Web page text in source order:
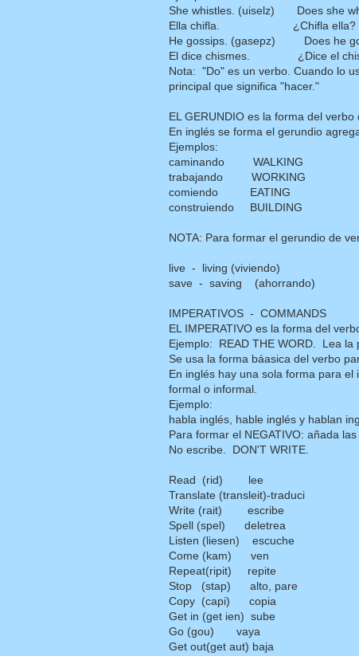
She whistles. (uiselz) Does she
Ella chifla. ¿Chifla ella?
He gossips. (gasepz) Does he
El dice chismes. ¿Dice el
Nota: "Do" es un verbo. Cuando lo
principal que significa "hacer."
EL GERUNDIO es la forma del
En inglés se forma el gerundio
Ejemplos:
caminando WALKING
trabajando WORKING
comiendo EATING
construiendo BUILDING
NOTA: Para formar el gerundio de
live - living (viviendo)
save - saving (ahorrando)
IMPERATIVOS - COMMANDS
EL IMPERATIVO es la forma del
Ejemplo: READ THE WORD. Lea la
Se usa la forma báasica del verbo
En inglés hay una sola forma para el
formal o informal.
Ejemplo:
habla inglés, hable inglés y hablan
Para formar el NEGATIVO: añada
No escribe. DON'T WRITE.
Read (rid) lee
Translate (transleit)-traduci
Write (rait) escribe
Spell (spel) deletrea
Listen (liesen) escuche
Come (kam) ven
Repeat(ripit) repite
Stop (stap) alto, pare
Copy (capi) copia
Get in (get ien) sube
Go (gou) vaya
Get out(get aut) baja